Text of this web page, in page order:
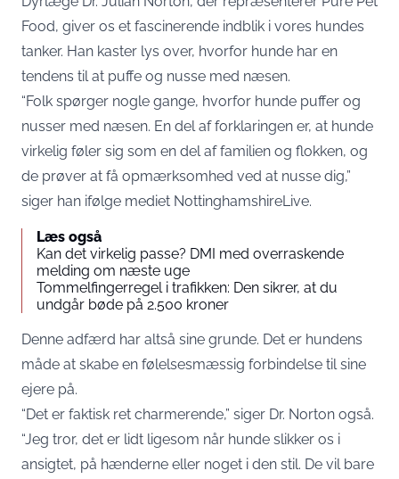
Food, giver os et fascinerende indblik i vores hundes
tanker. Han kaster lys over, hvorfor hunde har en
tendens til at puffe og nusse med næsen.
“Folk spørger nogle gange, hvorfor hunde puffer og
nusser med næsen. En del af forklaringen er, at hunde
virkelig føler sig som en del af familien og flokken, og
de prøver at få opmærksomhed ved at nusse dig,”
siger han ifølge mediet NottinghamshireLive.
Læs også
Kan det virkelig passe? DMI med overraskende
melding om næste uge
Tommelfingerregel i trafikken: Den sikrer, at du
undgår bøde på 2.500 kroner
Denne adfærd har altså sine grunde. Det er hundens
måde at skabe en følelsesmæssig forbindelse til sine
ejere på.
“Det er faktisk ret charmerende,” siger Dr. Norton også.
“Jeg tror, det er lidt ligesom når hunde slikker os i
ansigtet, på hænderne eller noget i den stil. De vil bare